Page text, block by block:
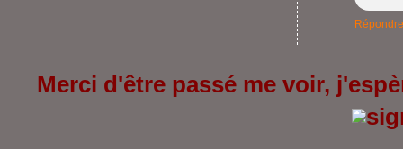
Répondre
Merci d'être passé me voir,